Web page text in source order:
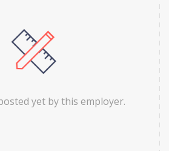
yet by this employer.